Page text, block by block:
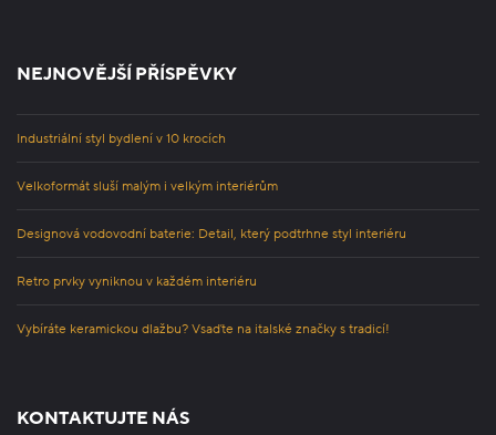
NEJNOVĚJŠÍ PŘÍSPĚVKY
Industriální styl bydlení v 10 krocích
Velkoformát sluší malým i velkým interiérům
Designová vodovodní baterie: Detail, který podtrhne styl interiéru
Retro prvky vyniknou v každém interiéru
Vybíráte keramickou dlažbu? Vsaďte na italské značky s tradicí!
KONTAKTUJTE NÁS